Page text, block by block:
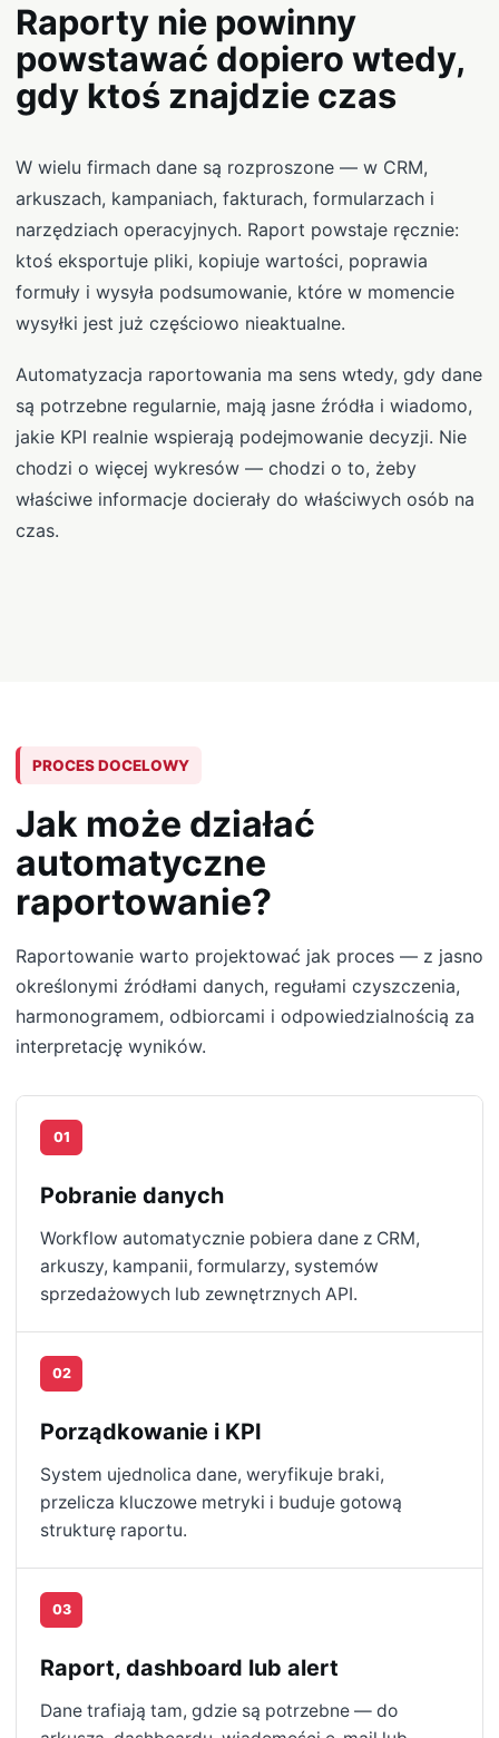
Raporty nie powinny
powstawać dopiero wtedy,
gdy ktoś znajdzie czas
W wielu firmach dane są rozproszone — w CRM,
arkuszach, kampaniach, fakturach, formularzach i
narzędziach operacyjnych. Raport powstaje ręcznie:
ktoś eksportuje pliki, kopiuje wartości, poprawia
formuły i wysyła podsumowanie, które w momencie
wysyłki jest już częściowo nieaktualne.
Automatyzacja raportowania ma sens wtedy, gdy dane
są potrzebne regularnie, mają jasne źródła i wiadomo,
jakie KPI realnie wspierają podejmowanie decyzji. Nie
chodzi o więcej wykresów — chodzi o to, żeby
właściwe informacje docierały do właściwych osób na
czas.
PROCES DOCELOWY
Jak może działać
automatyczne
raportowanie?
Raportowanie warto projektować jak proces — z jasno
określonymi źródłami danych, regułami czyszczenia,
harmonogramem, odbiorcami i odpowiedzialnością za
interpretację wyników.
01
Pobranie danych
Workflow automatycznie pobiera dane z CRM,
arkuszy, kampanii, formularzy, systemów
sprzedażowych lub zewnętrznych API.
02
Porządkowanie i KPI
System ujednolica dane, weryfikuje braki,
przelicza kluczowe metryki i buduje gotową
strukturę raportu.
03
Raport, dashboard lub alert
Dane trafiają tam, gdzie są potrzebne — do